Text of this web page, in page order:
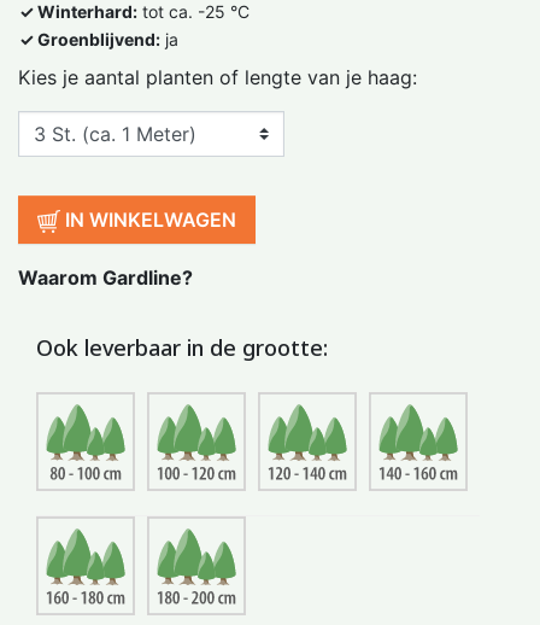
✓ Winterhard: tot ca. -25 °C
✓ Groenblijvend: ja
Kies je aantal planten of lengte van je haag:
IN WINKELWAGEN
Waarom Gardline?
Ook leverbaar in de grootte: